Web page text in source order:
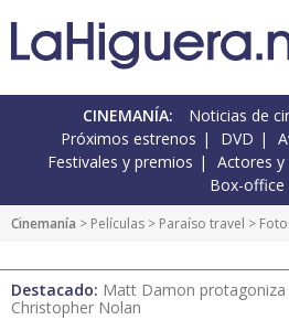
CINEMANÍA: Noticias de
Próximos estrenos
DVD
Festivales y premios
Actores y
Box-office
Cinemanía > Películas > Paraíso travel >
Destacado: Matt Damon
Christopher Nolan